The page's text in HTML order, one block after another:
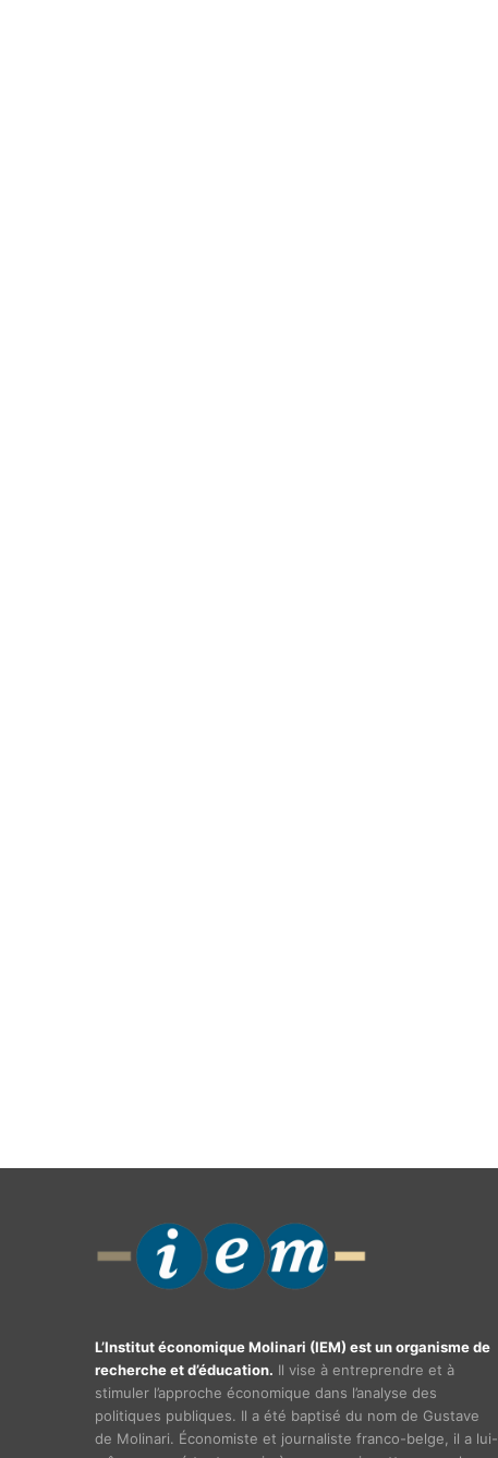
L’Institut économique Molinari (IEM) est un organisme de
recherche et d’éducation. Il vise à entreprendre et à
stimuler l’approche économique dans l’analyse des
politiques publiques. Il a été baptisé du nom de Gustave
de Molinari. Économiste et journaliste franco-belge, il a lui-